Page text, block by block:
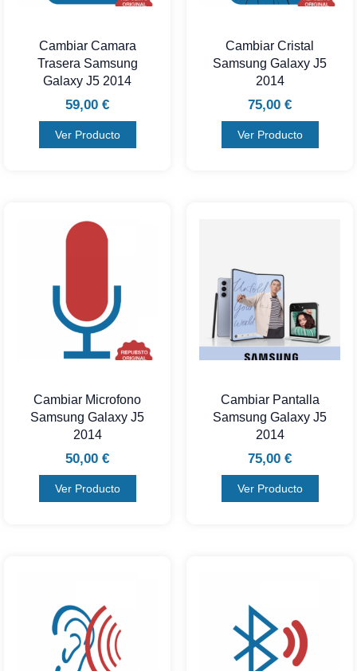
Cambiar Camara
Trasera Samsung
Galaxy J5 2014
59,00 €
Ver Producto
Cambiar Cristal
Samsung Galaxy J5
2014
75,00 €
Ver Producto
Cambiar Microfono
Samsung Galaxy J5
2014
50,00 €
Ver Producto
Cambiar Pantalla
Samsung Galaxy J5
2014
75,00 €
Ver Producto